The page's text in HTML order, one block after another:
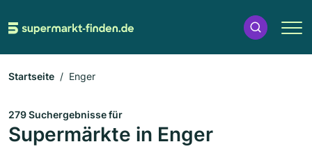
Startseite Enger
279 Suchergebnisse für
Supermärkte in Enger